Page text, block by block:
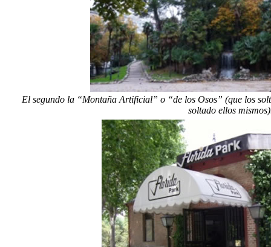
El segundo la “Montaña Artificial” o “de los Osos” (que los
soltado ellos